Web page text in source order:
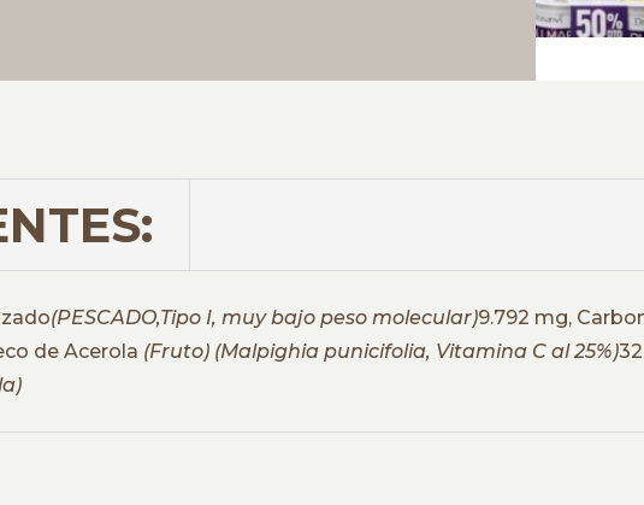
(PESCADO,Tipo I, muy bajo peso molecular)9.792 mg,
de Acerola (Fruto) (Malpighia punicifolia, Vitamina C al 25%)